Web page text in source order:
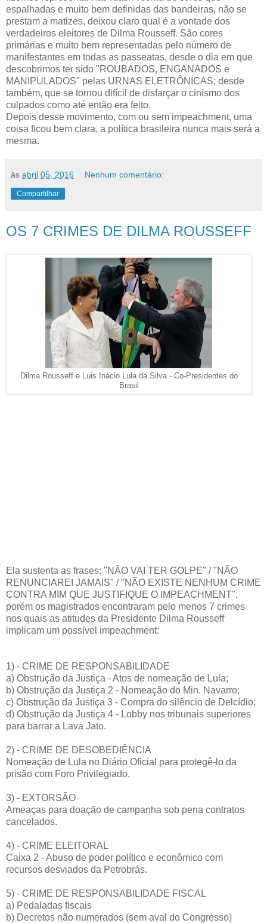
espalhadas e muito bem definidas das bandeiras, não se
prestam a matizes, deixou claro qual é a vontade dos
verdadeiros eleitores de Dilma Rousseff. São cores
primárias e muito bem representadas pelo número de
manifestantes em todas as passeatas, desde o dia em que
descobrimos ter sido "ROUBADOS, ENGANADOS e
MANIPULADOS" pelas URNAS ELETRÔNICAS; desde
também, que se tornou difícil de disfarçar o cinismo dos
culpados como até então era feito.
Depois desse movimento, com ou sem impeachment, uma
coisa ficou bem clara, a política brasileira nunca mais será a
mesma.
às abril 05, 2016 Nenhum comentário:
Compartilhar
OS 7 CRIMES DE DILMA ROUSSEFF
Dilma Rousseff e Luis Inácio Lula da Silva - Co-Presidentes do
Brasil
Ela sustenta as frases: "NÃO VAI TER GOLPE" / "NÃO
RENUNCIAREI JAMAIS" / "NÃO EXISTE NENHUM CRIME
CONTRA MIM QUE JUSTIFIQUE O IMPEACHMENT",
porém os magistrados encontraram pelo menos 7 crimes
nos quais as atitudes da Presidente Dilma Rousseff
implicam um possível impeachment:
1) - CRIME DE RESPONSABILIDADE
a) Obstrução da Justiça - Atos de nomeação de Lula;
b) Obstrução da Justiça 2 - Nomeação do Min. Navarro;
c) Obstrução da Justiça 3 - Compra do silêncio de Delcídio;
d) Obstrução da Justiça 4 - Lobby nos tribunais superiores
para barrar a Lava Jato.
2) - CRIME DE DESOBEDIÊNCIA
Nomeação de Lula no Diário Oficial para protegê-lo da
prisão com Foro Privilegiado.
3) - EXTORSÃO
Ameaças para doação de campanha sob pena contratos
cancelados.
4) - CRIME ELEITORAL
Caixa 2 - Abuso de poder político e econômico com
recursos desviados da Petrobrás.
5) - CRIME DE RESPONSABILIDADE FISCAL
a) Pedaladas fiscais
b) Decretos não numerados (sem aval do Congresso)